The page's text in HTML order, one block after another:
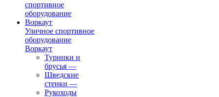
Уличное спортивное
оборудование
Воркаут
Турники и
брусья —
Шведские
стенки —
Рукоходы